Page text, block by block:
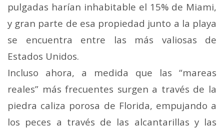
pulgadas harían inhabitable el 15% de Miami,
y gran parte de esa propiedad junto a la playa
se encuentra entre las más valiosas de
Estados Unidos.
Incluso ahora, a medida que las “mareas
reales” más frecuentes surgen a través de la
piedra caliza porosa de Florida, empujando a
los peces a través de las alcantarillas y las